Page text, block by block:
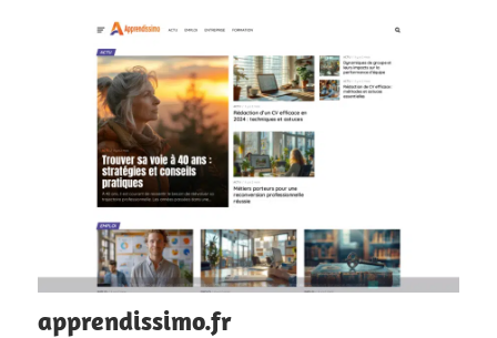
apprendissimo.fr